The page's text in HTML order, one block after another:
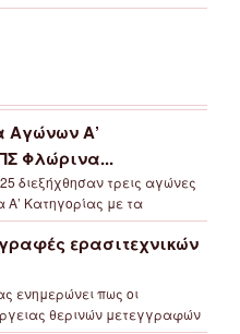
Αγώνων Α’
Φλώρινα...
διεξήχθησαν τρεις αγώνες
Α’ Κατηγορίας με τα
ερασιτεχνικών
ενημερώνει πως οι
θερινών μετεγγραφών